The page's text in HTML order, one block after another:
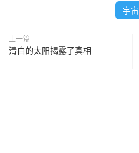
宇宙
上一篇
清白的太阳揭露了真相